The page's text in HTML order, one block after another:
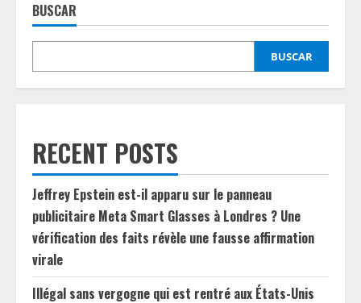
BUSCAR
BUSCAR
RECENT POSTS
Jeffrey Epstein est-il apparu sur le panneau
publicitaire Meta Smart Glasses à Londres ? Une
vérification des faits révèle une fausse affirmation
virale
Illégal sans vergogne qui est rentré aux États-Unis